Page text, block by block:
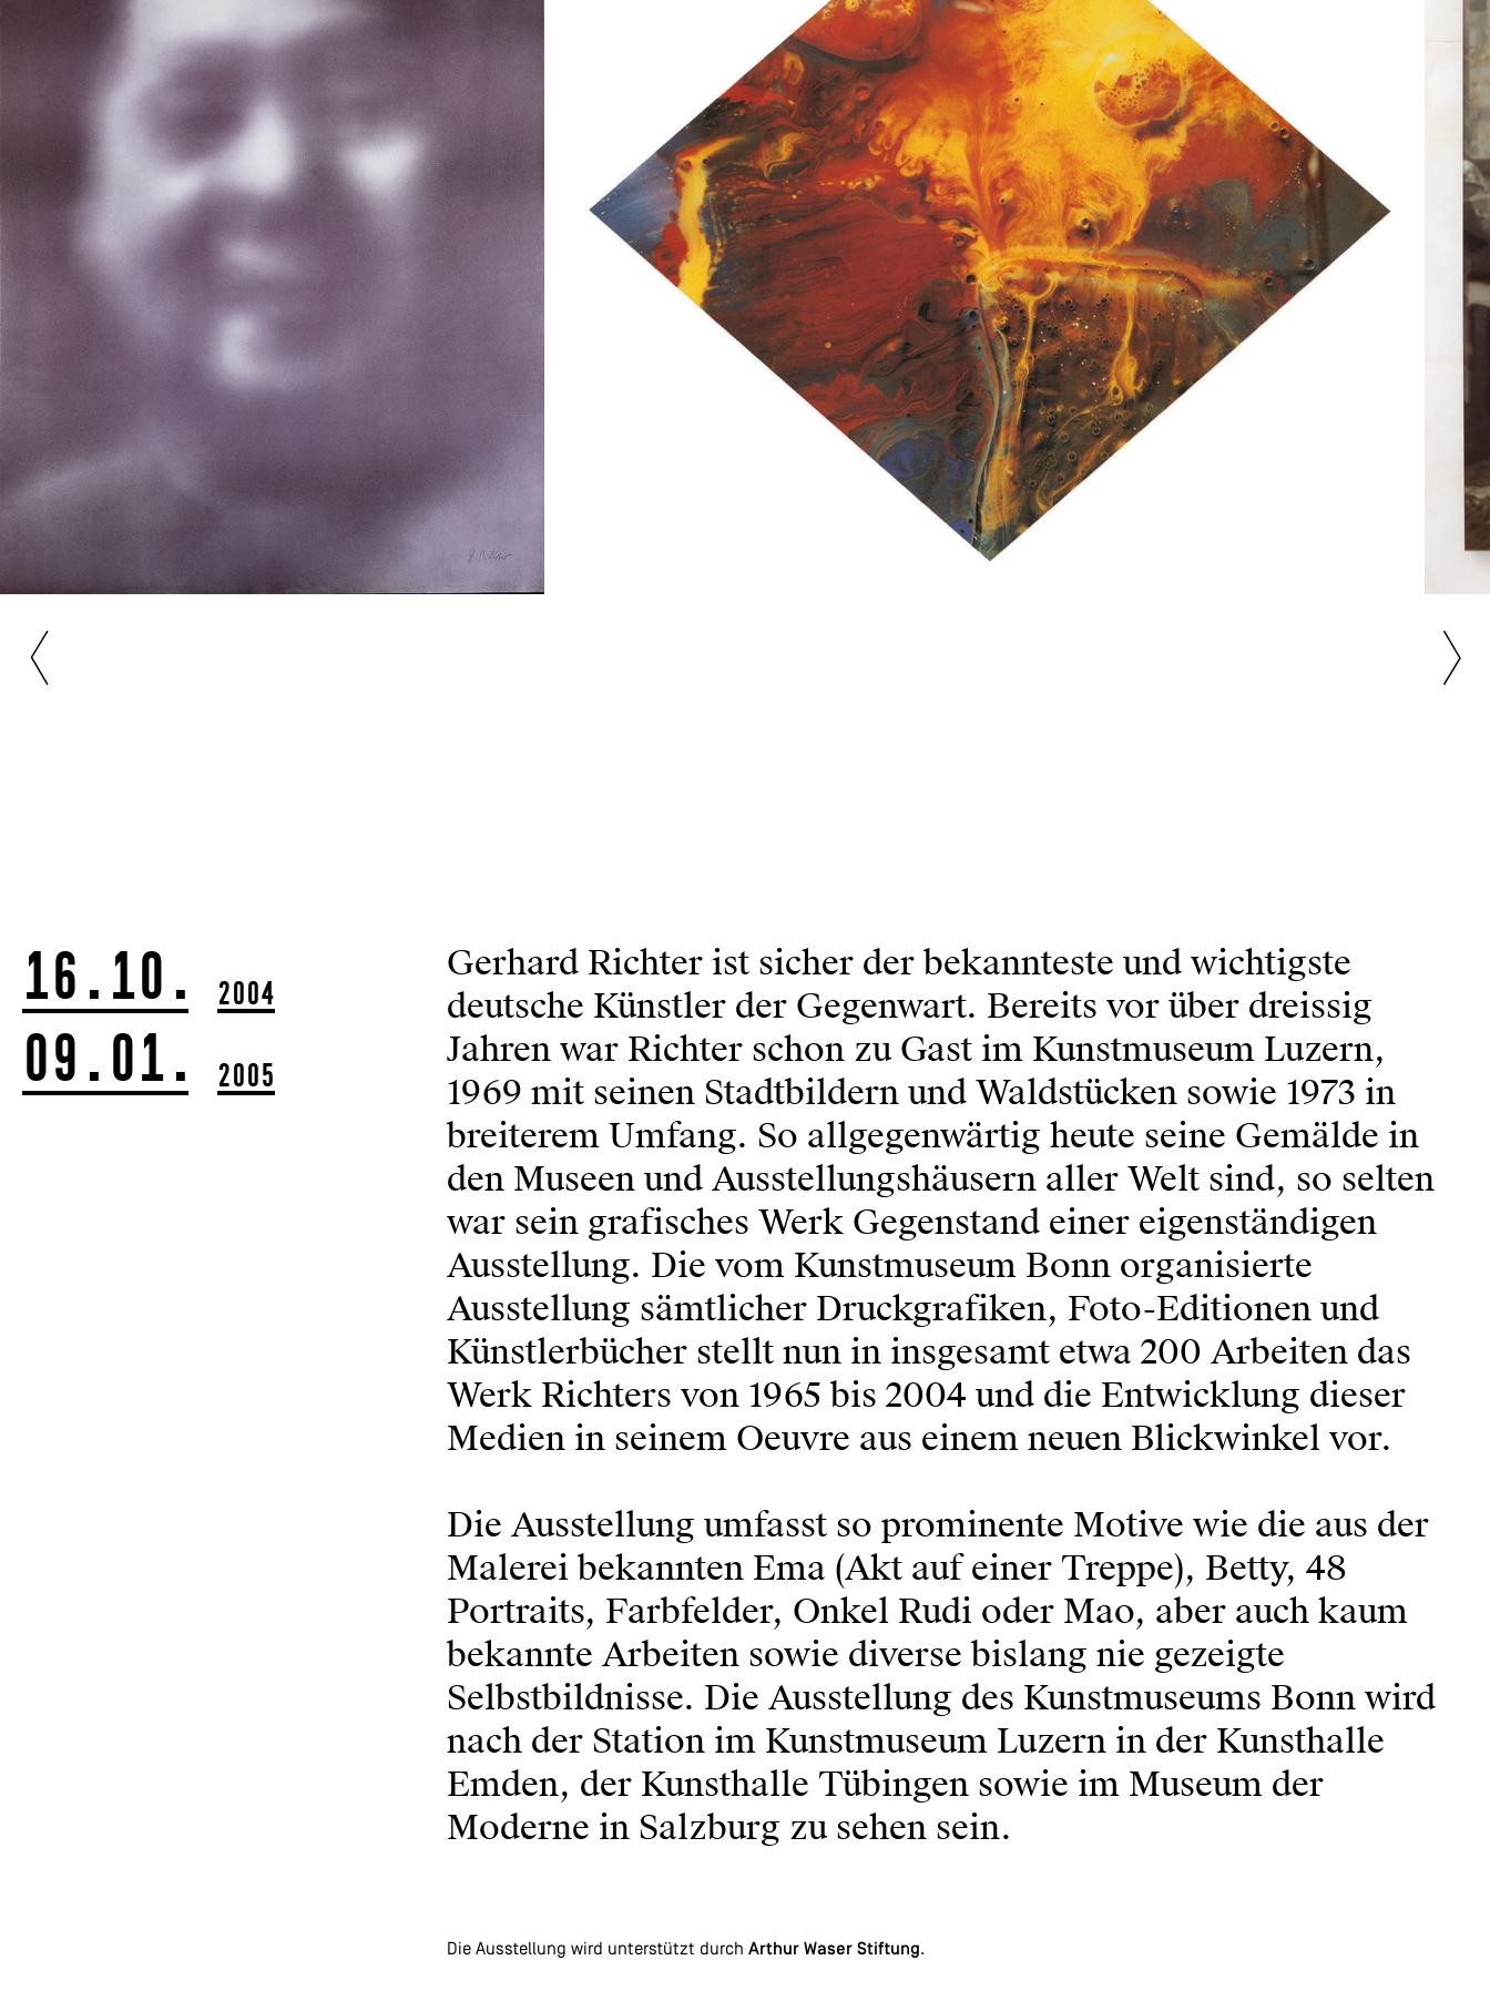
16.10. 2004
09.01. 2005
Gerhard Richter ist sicher der bekannteste und wichtigste
deutsche Künstler der Gegenwart. Bereits vor über dreissig
Jahren war Richter schon zu Gast im Kunstmuseum Luzern,
1969 mit seinen Stadtbildern und Waldstücken sowie 1973 in
breiterem Umfang. So allgegenwärtig heute seine Gemälde in
den Museen und Ausstellungshäusern aller Welt sind, so selten
war sein grafisches Werk Gegenstand einer eigenständigen
Ausstellung. Die vom Kunstmuseum Bonn organisierte
Ausstellung sämtlicher Druckgrafiken, Foto-Editionen und
Künstlerbücher stellt nun in insgesamt etwa 200 Arbeiten das
Werk Richters von 1965 bis 2004 und die Entwicklung dieser
Medien in seinem Oeuvre aus einem neuen Blickwinkel vor.
Die Ausstellung umfasst so prominente Motive wie die aus der
Malerei bekannten Ema (Akt auf einer Treppe), Betty, 48
Portraits, Farbfelder, Onkel Rudi oder Mao, aber auch kaum
bekannte Arbeiten sowie diverse bislang nie gezeigte
Selbstbildnisse. Die Ausstellung des Kunstmuseums Bonn wird
nach der Station im Kunstmuseum Luzern in der Kunsthalle
Emden, der Kunsthalle Tübingen sowie im Museum der
Moderne in Salzburg zu sehen sein.
Die Ausstellung wird unterstützt durch Arthur Waser Stiftung.